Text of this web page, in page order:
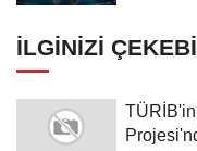
İLGINIZI
TÜRİB'in